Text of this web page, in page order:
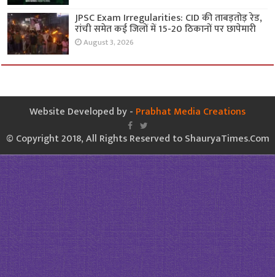
JPSC Exam Irregularities: CID की ताबड़तोड़ रेड,
रांची समेत कई जिलों में 15-20 ठिकानों पर छापेमारी
August 3, 2026
Website Developed by - Prabhat Media Creations
© Copyright 2018, All Rights Reserved to ShauryaTimes.Com